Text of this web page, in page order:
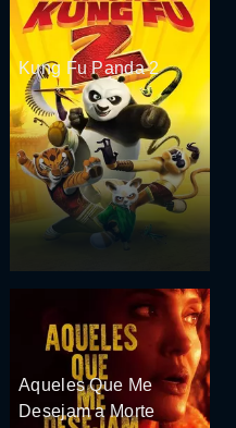
Kung Fu Panda 2
Aqueles Que Me
Desejam a Morte